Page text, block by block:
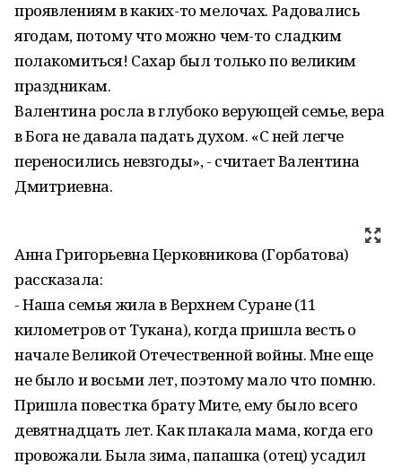
проявлениям в каких-то мелочах. Радовались
ягодам, потому что можно чем-то сладким
полакомиться! Сахар был только по великим
праздникам.
Валентина росла в глубоко верующей семье, вера
в Бога не давала падать духом. «С ней легче
переносились невзгоды», - считает Валентина
Дмитриевна.
Анна Григорьевна Церковникова (Горбатова)
рассказала:
- Наша семья жила в Верхнем Суране (11
километров от Тукана), когда пришла весть о
начале Великой Отечественной войны. Мне еще
не было и восьми лет, поэтому мало что помню.
Пришла повестка брату Мите, ему было всего
девятнадцать лет. Как плакала мама, когда его
провожали. Была зима, папашка (отец) усадил